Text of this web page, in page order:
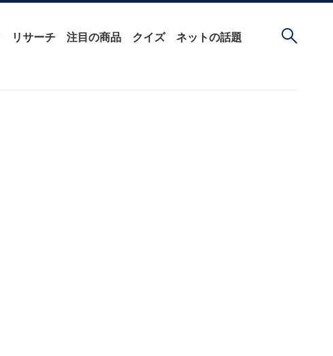
リサーチ 注目の商品 クイズ ネットの話題